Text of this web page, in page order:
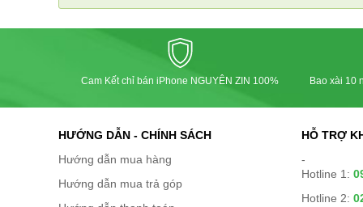
Cam Kết chỉ bán iPhone NGUYÊN ZIN 100%
Bao xài 10
HƯỚNG DẪN - CHÍNH SÁCH
Hướng dẫn mua hàng
Hướng dẫn mua trả góp
HỖ TRỢ
-
Hotline 1:
Hotline 2: